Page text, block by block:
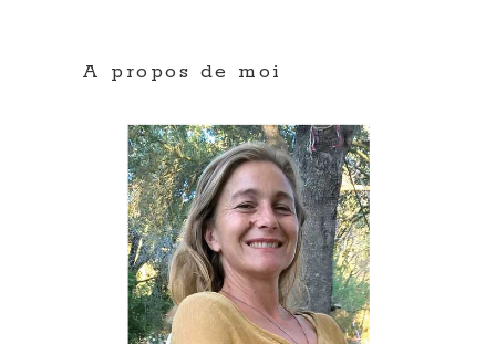
A propos de moi